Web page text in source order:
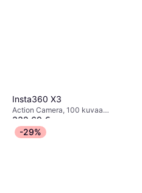
Insta360 X3
Action Camera, 100 kuvaa
sekunnissa, 5.7k
332,69 €
Tai 58,11 €/kk.
6 kauppoja
-29%